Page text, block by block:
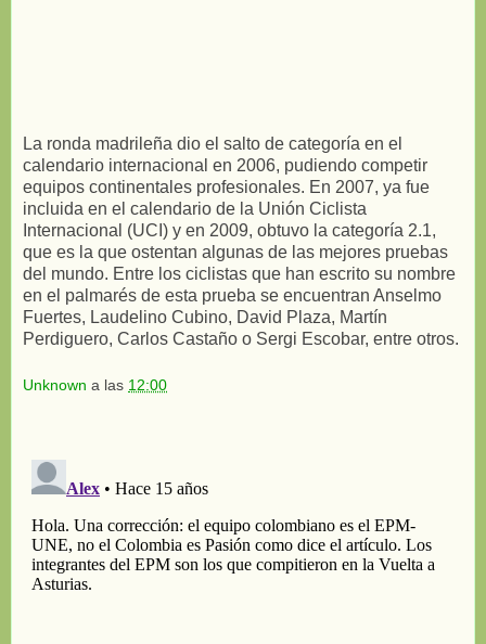
La ronda madrileña dio el salto de categoría en el
calendario internacional en 2006, pudiendo competir
equipos continentales profesionales. En 2007, ya fue
incluida en el calendario de la Unión Ciclista
Internacional (UCI) y en 2009, obtuvo la categoría 2.1,
que es la que ostentan algunas de las mejores pruebas
del mundo. Entre los ciclistas que han escrito su nombre
en el palmarés de esta prueba se encuentran Anselmo
Fuertes, Laudelino Cubino, David Plaza, Martín
Perdiguero, Carlos Castaño o Sergi Escobar, entre otros.
Unknown a las 12:00